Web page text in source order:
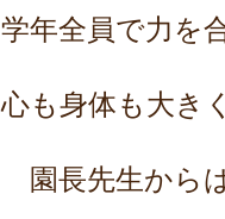
学年全員で力を
心も身体も大き
園長先生から